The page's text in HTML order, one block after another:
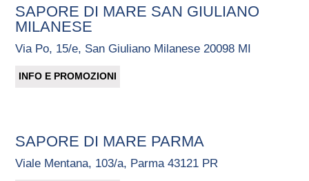
SAPORE DI MARE SAN GIULIANO
MILANESE
Via Po, 15/e, San Giuliano Milanese 20098 MI
INFO E PROMOZIONI
SAPORE DI MARE PARMA
Viale Mentana, 103/a, Parma 43121 PR